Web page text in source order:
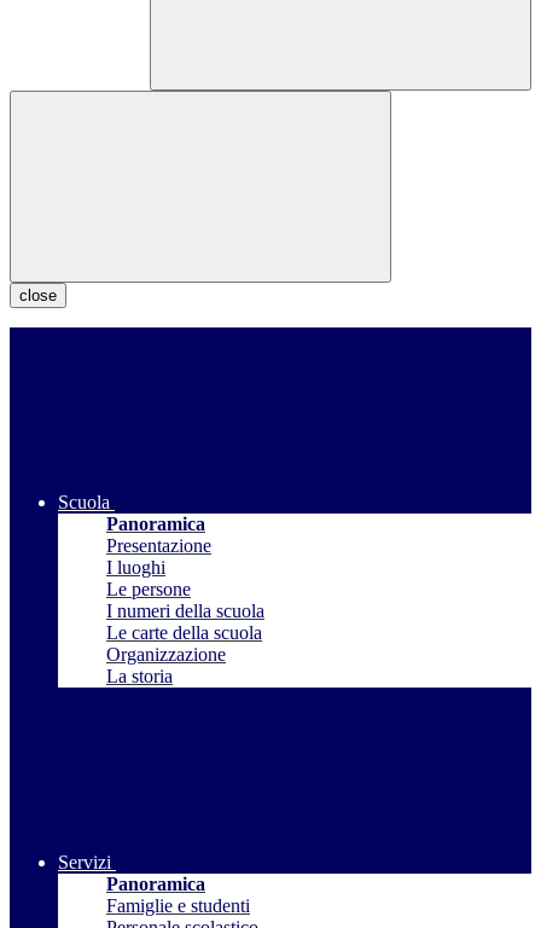
close
Scuola
Panoramica
Presentazione
I luoghi
Le persone
I numeri della scuola
Le carte della scuola
Organizzazione
La storia
Servizi
Panoramica
Famiglie e studenti